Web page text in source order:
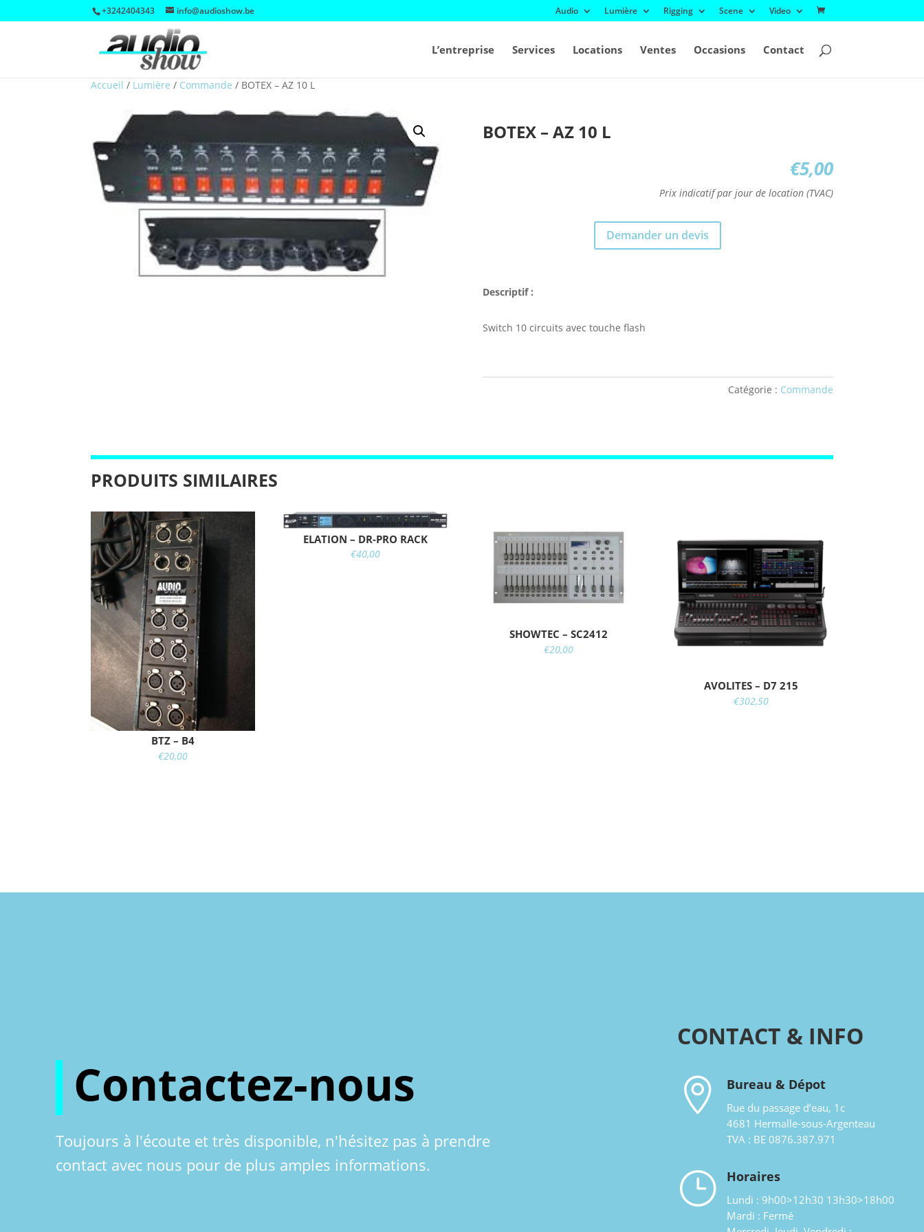
+3242404343 info@audioshow.be Audio Lumière Rigging Scene Video
L’entreprise Services Locations Ventes Occasions Contact
Accueil / Lumière / Commande / BOTEX – AZ 10 L
BOTEX – AZ 10 L
€5,00
Prix indicatif par jour de location (TVAC)
Demander un devis
Descriptif :
Switch 10 circuits avec touche flash
Catégorie : Commande
PRODUITS SIMILAIRES
BTZ – B4
€20,00
ELATION – DR-PRO RACK
€40,00
SHOWTEC – SC2412
€20,00
AVOLITES – D7 215
€302,50
Contactez-nous
Toujours à l'écoute et très disponible, n'hésitez pas à prendre
contact avec nous pour de plus amples informations.
CONTACT & INFO
 Bureau & Dépot
Rue du passage d’eau, 1c
4681 Hermalle-sous-Argenteau
TVA : BE 0876.387.971
} Horaires
Lundi : 9h00>12h30 13h30>18h00
Mardi : Fermé